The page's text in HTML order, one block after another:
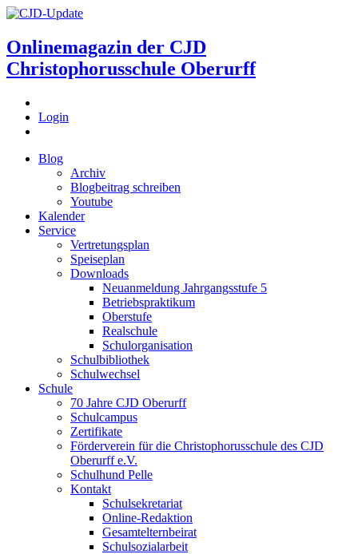
Onlinemagazin der CJD
Christophorusschule Oberurff
Login
Blog
Archiv
Blogbeitrag schreiben
Youtube
Kalender
Service
Vertretungsplan
Speiseplan
Downloads
Neuanmeldung Jahrgangsstufe 5
Betriebspraktikum
Oberstufe
Realschule
Schulorganisation
Schulbibliothek
Schulwechsel
Schule
70 Jahre CJD Oberurff
Schulcampus
Zertifikate
Förderverein für die Christophorusschule des CJD
Oberurff e.V.
Schulhund Pelle
Kontakt
Schulsekretariat
Online-Redaktion
Gesamtelternbeirat
Schulsozialarbeit